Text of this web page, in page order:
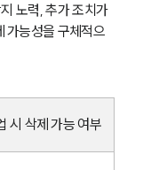
노력, 추가 조치가
가능성을 구체적으
시 삭제 가능 여부